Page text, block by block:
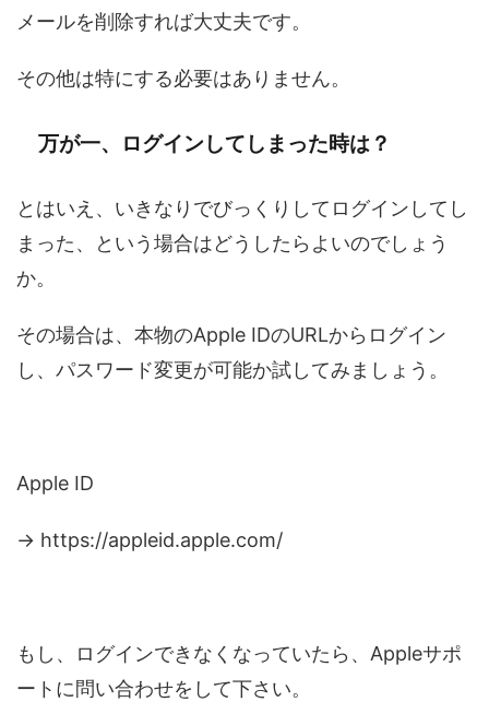
メールを削除すれば大丈夫です。
その他は特にする必要はありません。
万が一、ログインしてしまった時は？
とはいえ、いきなりでびっくりしてログインしてし
まった、という場合はどうしたらよいのでしょう
か。
その場合は、本物のApple IDのURLからログイン
し、パスワード変更が可能か試してみましょう。
Apple ID
→ https://appleid.apple.com/
もし、ログインできなくなっていたら、Appleサポ
ートに問い合わせをして下さい。